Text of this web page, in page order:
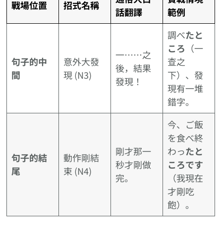
戰場位置 招式名稱
話翻譯
範例
句子的中
間
意外大發
現 (N3)
一……之
後，結果
發現！
調べたと
ころ （一
查之
下）、發
現有一堆
錯字。
句子的結
尾
動作剛結
束 (N4)
剛才那一
秒才剛做
完。
今、ご飯
を食べ終
わったと
ころです
（我現在
才剛吃
飽）。